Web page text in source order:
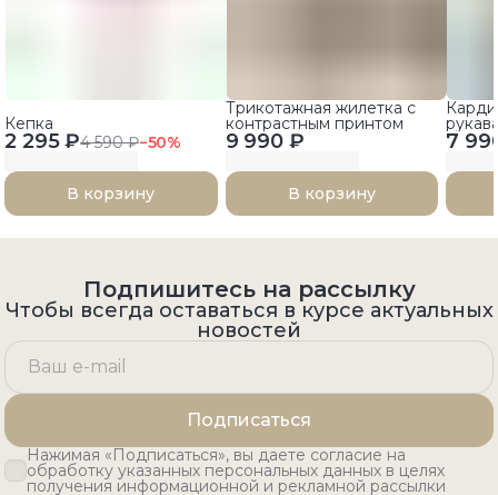
2 295 ₽4 590 ₽−50%
Кепка
В корзину
9 990 ₽
Трикотажная жилетка с
контрастным принтом
В корзину
7
Подпишитесь на рассылку
Чтобы всегда оставаться в курсе актуальных
новостей
Подписаться
Нажимая «Подписаться», вы даете согласие на
обработку указанных персональных данных в целях
получения информационной и рекламной рассылки